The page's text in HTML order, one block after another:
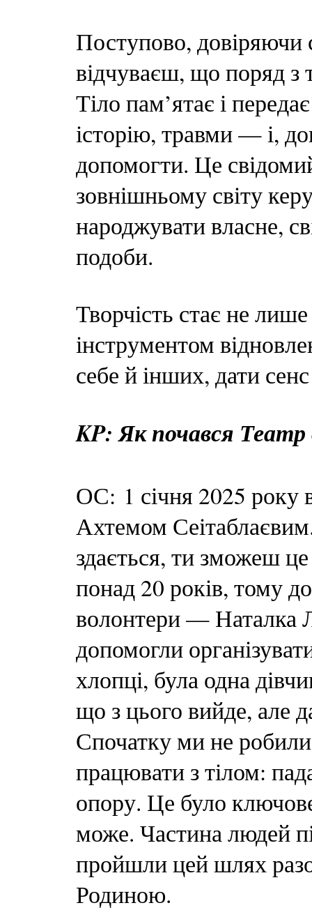
Поступово, довіряючи
відчуваєш, що поряд з
Тіло пам’ятає і
історію, травми — і,
допомогти. Це
зовнішньому світу
народжувати власне,
подоби.
Творчість стає не
інструментом
себе й інших, дати
KP: Як почався Театр
ОС: 1 січня 2025 року
Ахтемом
здається, ти зможеш
понад 20 років, тому
волонтери — Наталка
допомогли
хлопці, була одна
що з цього вийде, але
Спочатку ми не
працювати з тілом:
опору. Це було
може. Частина людей
пройшли цей шлях
Родиною.